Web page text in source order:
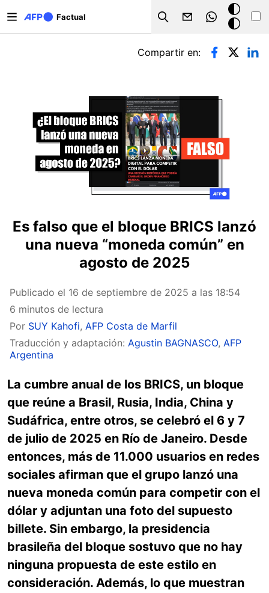
Factual
Search
Modo
oscuro
Solapas principales
Compartir en:
Es falso que el bloque BRICS lanzó
una nueva “moneda común” en
agosto de 2025
Publicado el 16 de septiembre de 2025 a las 18:54
6 minutos de lectura
Por SUY Kahofi, AFP Costa de Marfil
Traducción y adaptación: Agustin BAGNASCO, AFP
Argentina
La cumbre anual de los BRICS, un bloque
que reúne a Brasil, Rusia, India, China y
Sudáfrica, entre otros, se celebró el 6 y 7
de julio de 2025 en Río de Janeiro. Desde
entonces, más de 11.000 usuarios en redes
sociales afirman que el grupo lanzó una
nueva moneda común para competir con el
dólar y adjuntan una foto del supuesto
billete. Sin embargo, la presidencia
brasileña del bloque sostuvo que no hay
ninguna propuesta de este estilo en
consideración. Además, lo que muestran